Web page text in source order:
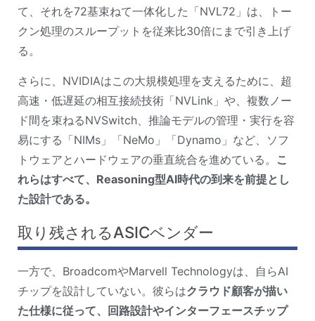
て、それを72基束ねて一体化した「NVL72」は、トー
クン処理のスループットを従来比30倍にまで引き上げ
る。
さらに、NVIDIAはこの大規模処理を支えるために、超
高速・低遅延の相互接続技術「NVLink」や、複数ノー
ド間を束ねるNVSwitch、推論モデルの管理・実行を容
易にする「NIMs」「NeMo」「Dynamo」など、ソフ
トウェアとハードウェアの垂直統合を進めている。 こ
れらはすべて、Reasoning型AI時代の到来を前提とし
た設計である。
取り残されるASICベンダー
一方で、BroadcomやMarvell Technologyは、自らAI
チップを設計していない。彼らはクラウド顧客が描い
た仕様に従って、回路設計やインターフェースチップ